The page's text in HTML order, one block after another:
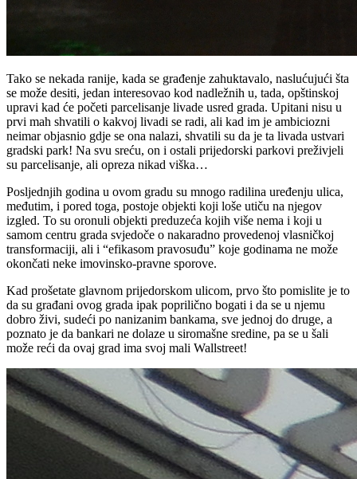
Tako se nekada ranije, kada se građenje zahuktavalo, naslućujući šta
se može desiti, jedan interesovao kod nadležnih u, tada, opštinskoj
upravi kad će početi parcelisanje livade usred grada. Upitani nisu u
prvi mah shvatili o kakvoj livadi se radi, ali kad im je ambiciozni
neimar objasnio gdje se ona nalazi, shvatili su da je ta livada ustvari
gradski park! Na svu sreću, on i ostali prijedorski parkovi preživjeli
su parcelisanje, ali opreza nikad viška…
Posljednjih godina u ovom gradu su mnogo radilina uređenju ulica,
međutim, i pored toga, postoje objekti koji loše utiču na njegov
izgled. To su oronuli objekti preduzeća kojih više nema i koji u
samom centru grada svjedoče o nakaradno provedenoj vlasničkoj
transformaciji, ali i “efikasom pravosuđu” koje godinama ne može
okončati neke imovinsko-pravne sporove.
Kad prošetate glavnom prijedorskom ulicom, prvo što pomislite je to
da su građani ovog grada ipak poprilično bogati i da se u njemu
dobro živi, sudeći po nanizanim bankama, sve jednoj do druge, a
poznato je da bankari ne dolaze u siromašne sredine, pa se u šali
može reći da ovaj grad ima svoj mali Wallstreet!